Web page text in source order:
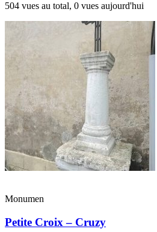
504 vues au total, 0 vues aujourd'hui
Monumen
Petite Croix – Cruzy